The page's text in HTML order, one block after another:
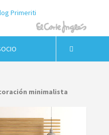
minimalista